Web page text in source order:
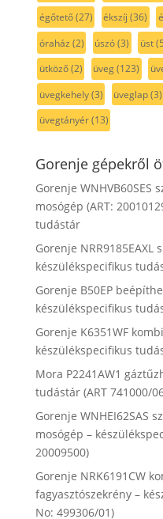
égőtető(27) ékszíj (36)
óraház (2) úszó(3) üst
ütköző(2) üveg(123)
üvegkehely(3) üveglap(3)
üvegtányér(13)
Gorenje gépekről
Gorenje WNHVB60SES
mosógép (ART:
tudástár
Gorenje
készülékspecifikus
Gorenje B50EP
készülékspecifikus
Gorenje K6351WF
készülékspecifikus
Mora P2241AW1
tudástár (ART 741000/
Gorenje WNHEI62SAS
mosógép –
20009500)
Gorenje NRK6191CW
fagyasztószekrény –
No: 499306/01)